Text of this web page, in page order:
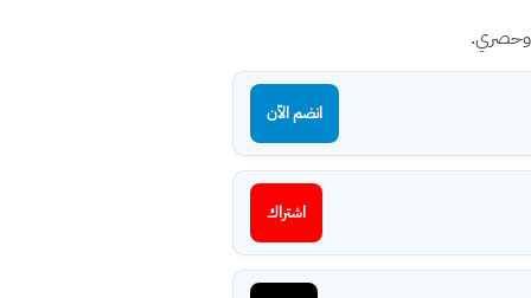
وحصري.
انضم الآن
اشتراك